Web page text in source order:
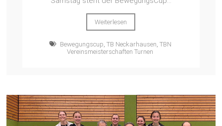
Weiterlesen
Bewegungscup ,TB Neckarhausen ,TBN
Vereinsmeisterschaften Turnen